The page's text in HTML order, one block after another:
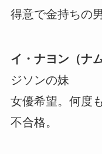
得意で金持ちの
イ・ナヨン（ナ
ジソンの妹
女優希望。何度
不合格。